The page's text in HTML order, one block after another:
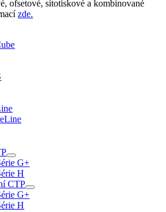
ofsetové, sítotiskové a kombinované
zde.
G+
H
CTP
G+
H